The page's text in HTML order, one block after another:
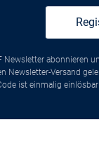
abonnieren
Newsletter-Versand
ist einmalig